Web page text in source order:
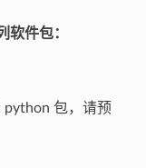
软件包：
包，请预